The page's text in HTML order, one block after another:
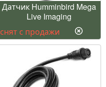
Датчик Humminbird Mega
Live Imaging
снят с продажи